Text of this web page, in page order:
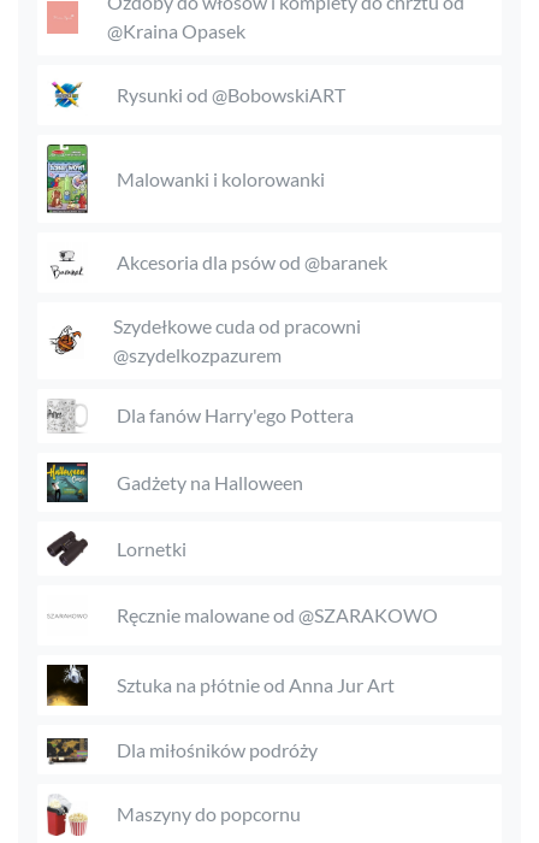
@Kraina Opasek
Rysunki od @BobowskiART
Malowanki i kolorowanki
Akcesoria dla psów od @baranek
Szydełkowe cuda od pracowni
@szydelkozpazurem
Dla fanów Harry'ego Pottera
Gadżety na Halloween
Lornetki
Ręcznie malowane od @SZARAKOWO
Sztuka na płótnie od Anna Jur Art
Dla miłośników podróży
Maszyny do popcornu